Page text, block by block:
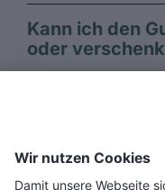
Kann ich den
oder
FAQ